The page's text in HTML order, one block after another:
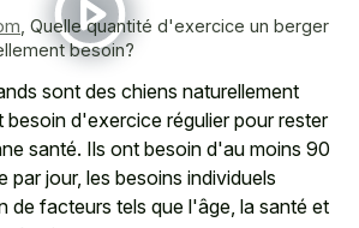
Quelle quantité d'exercice un berger
besoin?
sont des chiens naturellement
besoin d'exercice régulier pour rester
santé. Ils ont besoin d'au moins 90
par jour, les besoins individuels
de facteurs tels que l'âge, la santé et